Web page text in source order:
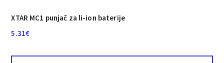
XTAR MC1 punjač za li-ion baterije
5.31€